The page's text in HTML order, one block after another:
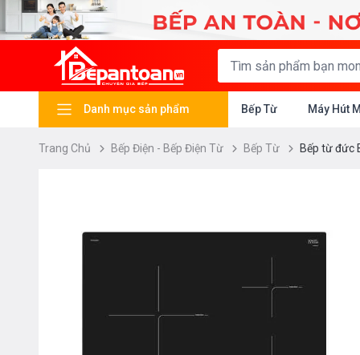
Danh mục sản phẩm Bếp Từ Máy Hút
Trang Chủ Bếp Điện - Bếp Điện Từ Bếp Từ Bếp từ đức